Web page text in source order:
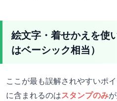
絵文字・着せかえを使
はベーシック相当）
ここが最も誤解されやすいポ
に含まれるのはスタンプのみ